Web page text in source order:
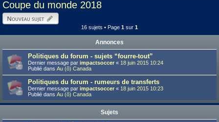
Coupe du monde 2018
Nouveau sujet
16 sujets • Page 1 sur 1
Annonces
Politiques du forum - sujets “fourre-tout”
Dernier message par impactsoccer « 18 juin 2015 10:24
Publié dans Au (ô) Canada
Politiques du forum - rumeurs de transferts
Dernier message par impactsoccer « 18 juin 2015 10:23
Publié dans Au (ô) Canada
Sujets